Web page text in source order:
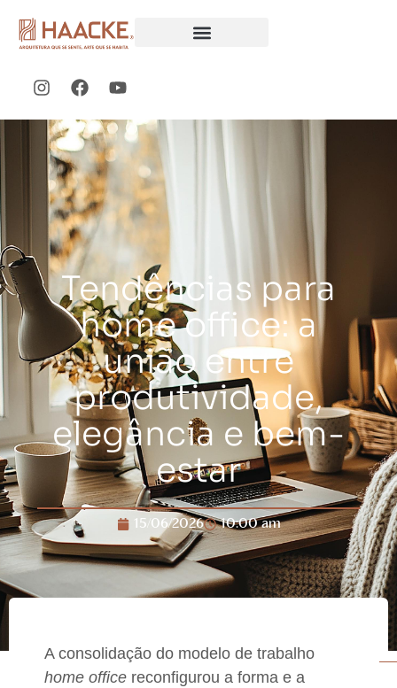
Tendências para
home office: a
união entre
produtividade,
elegância e bem-
estar
15/06/2026 10:00 am
A consolidação do modelo de trabalho
home office reconfigurou a forma e a